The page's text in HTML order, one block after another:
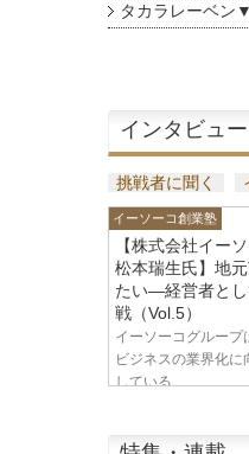
タカラレーベン
インタビュー
挑戦者に聞く
イーソーコ創業塾
【株式会社イー
松本瑞生氏】地
たい—経営者と
戦（Vol.5）
イーソーコグループ
ビジネスの業界化
している...